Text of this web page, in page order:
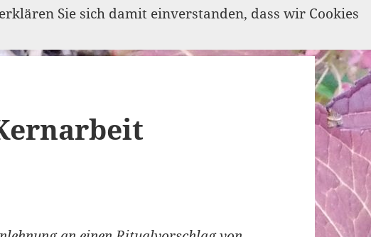
Sie sich damit einverstanden, dass wir Cookies